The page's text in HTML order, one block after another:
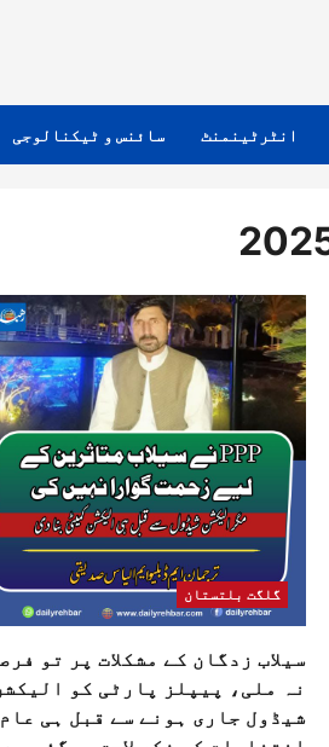
انٹرٹینمنٹ سائنس و ٹیکنالوجی
گلگت بلتستان
سیلاب زدگان کے مشکلات پر تو
نہ ملی، پیپلز پارٹی کو
شیڈول جاری ہونے سے قبل ہی عام